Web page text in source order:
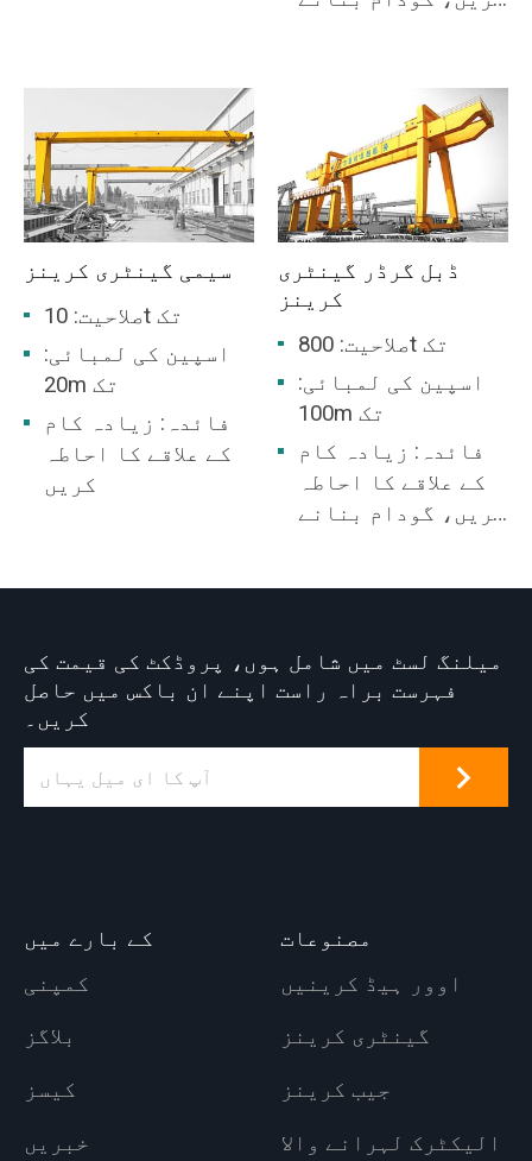
سیمی گینٹری کرینز
صلاحیت: 10t تک
اسپین کی لمبائی:
20m تک
فائدہ: زیادہ کام
کے علاقے کا احاطہ
کریں
ڈبل گرڈر گینٹری
کرینز
صلاحیت: 800t تک
اسپین کی لمبائی:
100m تک
فائدہ: زیادہ کام
کے علاقے کا احاطہ
کریں، گودام بنانے
میلنگ لسٹ میں شامل ہوں، پروڈکٹ کی قیمت کی
فہرست براہ راست اپنے ان باکس میں حاصل
کریں۔
کے بارے میں
کمپنی
بلاگز
کیسز
خبریں
مصنوعات
اوور ہیڈ کرینیں
گینٹری کرینز
جیب کرینز
الیکٹرک لہرانے والا